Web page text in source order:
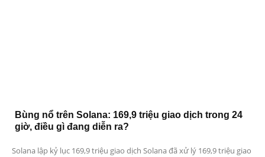
Bùng nổ trên Solana: 169,9 triệu giao dịch trong 24
giờ, điều gì đang diễn ra?
Solana lập kỷ lục 169,9 triệu giao dịch Solana đã xử lý 169,9 triệu giao